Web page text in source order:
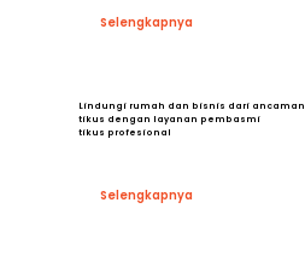
Selengkapnya
Lindungi rumah dan bisnis dari ancaman
tikus dengan layanan pembasmi
tikus profesional
Selengkapnya